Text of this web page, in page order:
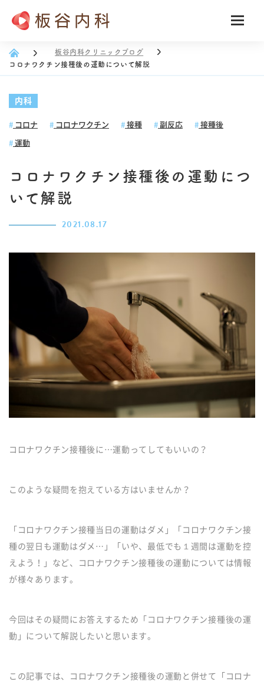
板谷内科クリニックブログ
コロナワクチン接種後の運動について解説
内科
コロナ コロナワクチン 接種 副反応 接種後
運動
コロナワクチン接種後の運動につ
いて解説
2021.08.17
コロナワクチン接種後に…運動ってしてもいいの？
このような疑問を抱えている方はいませんか？
「コロナワクチン接種当日の運動はダメ」「コロナワクチン接
種の翌日も運動はダメ…」「いや、最低でも１週間は運動を控
えよう！」など、コロナワクチン接種後の運動については情報
が様々あります。
今回はその疑問にお答えするため「コロナワクチン接種後の運
動」について解説したいと思います。
この記事では、コロナワクチン接種後の運動と併せて「コロナ